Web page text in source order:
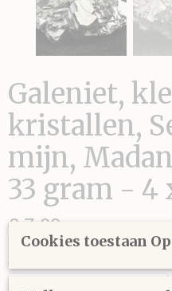
Galeniet,
kristallen,
mijn,
33 gram - 4
€ 7,00
Aantal
Cookies toestaan